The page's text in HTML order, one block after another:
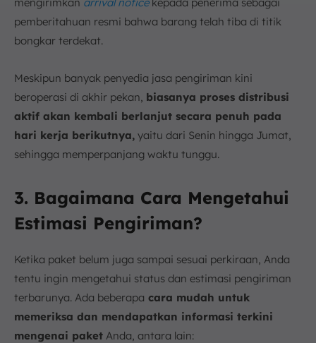
pemberitahuan resmi bahwa barang telah tiba di titik
bongkar terdekat.
Meskipun banyak penyedia jasa pengiriman kini
beroperasi di akhir pekan, biasanya proses distribusi
aktif akan kembali berlanjut secara penuh pada
hari kerja berikutnya, yaitu dari Senin hingga Jumat,
sehingga memperpanjang waktu tunggu.
3. Bagaimana Cara Mengetahui
Estimasi Pengiriman?
Ketika paket belum juga sampai sesuai perkiraan, Anda
tentu ingin mengetahui status dan estimasi pengiriman
terbarunya. Ada beberapa cara mudah untuk
memeriksa dan mendapatkan informasi terkini
mengenai paket Anda, antara lain: